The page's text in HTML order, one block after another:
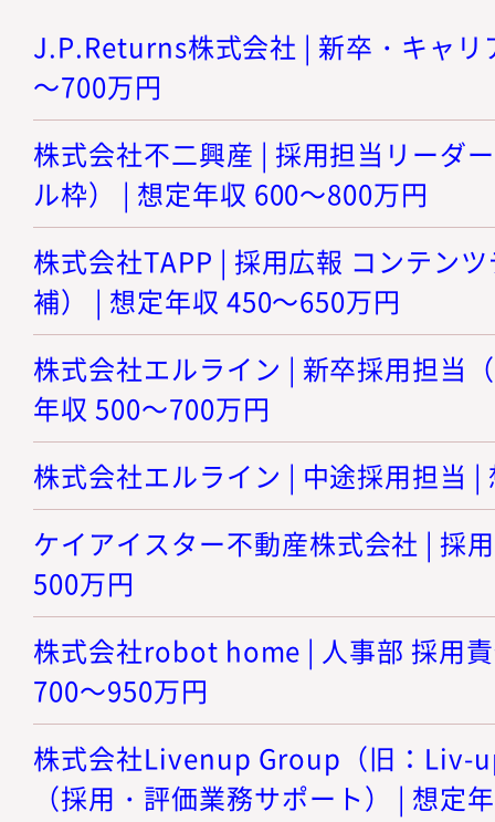
J.P.Returns株式会社 | 新卒・キャリ
～700万円
株式会社不二興産 | 採用担当リーダ
ル枠） | 想定年収 600～800万円
株式会社TAPP | 採用広報 コンテン
補） | 想定年収 450～650万円
株式会社エルライン | 新卒採用担当
年収 500～700万円
株式会社エルライン | 中途採用担当
ケイアイスター不動産株式会社 | 採
500万円
株式会社robot home | 人事部 採用
700～950万円
株式会社Livenup Group（旧：Liv-
（採用・評価業務サポート） | 想定